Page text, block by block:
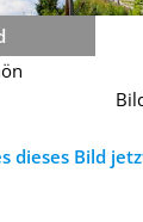
dieses Bild
Asitzbahn in
Zur